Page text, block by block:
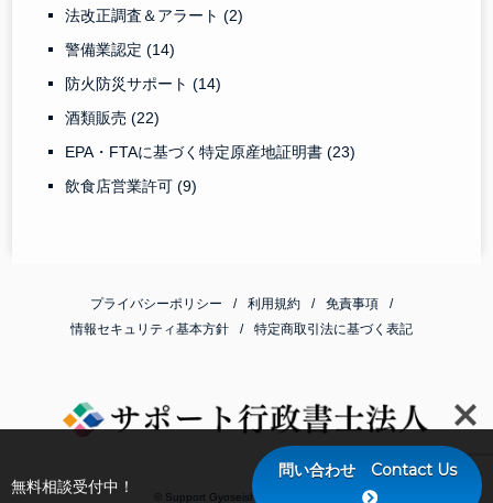
法改正調査＆アラート(2)
警備業認定(14)
防火防災サポート(14)
酒類販売(22)
EPA・FTAに基づく特定原産地証明書(23)
飲食店営業許可(9)
プライバシーポリシー 利用規約
免責事項
情報セキュリティ基本方針
特定商取引法に基づく表記
© Support Gyoseishoshi Corporation
無料相談受付中！
問い合わせ Contact Us